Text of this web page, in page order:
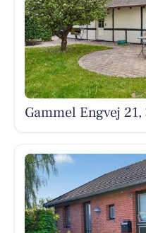
Gammel Engvej